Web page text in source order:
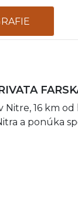
16 km
a ponúka